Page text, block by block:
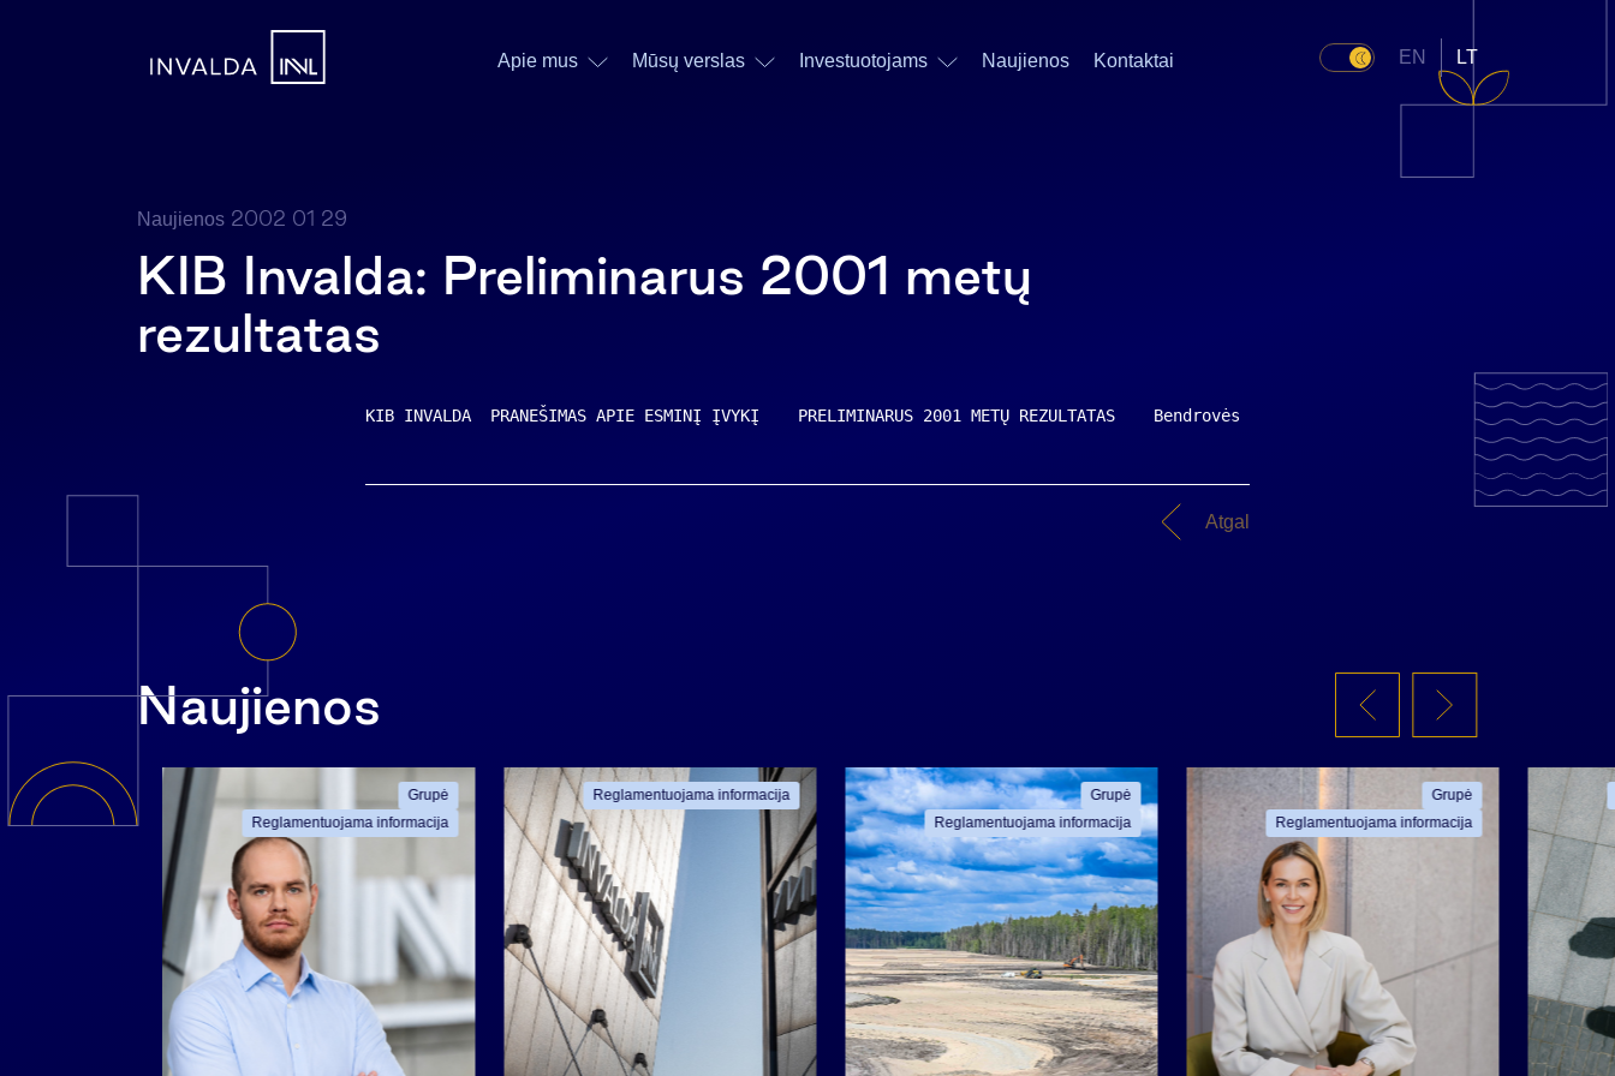
Apie mus Mūsų verslas Investuotojams Naujienos Kontaktai EN LT
Naujienos 2002 01 29
KIB Invalda: Preliminarus 2001 metų
rezultatas
KIB INVALDA  PRANEŠIMAS APIE ESMINĮ ĮVYKĮ    PRELIMINARUS 2001 METŲ REZULTATAS    Bendrovės preliminarus 2001 metų
Atgal
Naujienos
informacija
Grupė
Reglamentuojama informacija
Reglamentuojama informacija
Grupė
Reglamentuojama informacija
Grupė
Reglamentuojama informacija